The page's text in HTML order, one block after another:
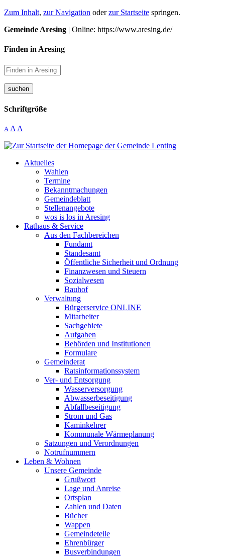
Zum Inhalt, zur Navigation oderzur Startseite springen.
Gemeinde Aresing | Online: https://www.aresing.de/
Finden in Aresing
suchen
Schriftgröße
A A A
Aktuelles
Wahlen
Termine
Bekanntmachungen
Gemeindeblatt
Stellenangebote
wos is los in Aresing
Rathaus & Service
Aus den Fachbereichen
Fundamt
Standesamt
Öffentliche Sicherheit und Ordnung
Finanzwesen und Steuern
Sozialwesen
Bauhof
Verwaltung
Bürgerservice ONLINE
Mitarbeiter
Sachgebiete
Aufgaben
Behörden und Institutionen
Formulare
Gemeinderat
Ratsinformationssystem
Ver- und Entsorgung
Wasserversorgung
Abwasserbeseitigung
Abfallbeseitigung
Strom und Gas
Kaminkehrer
Kommunale Wärmeplanung
Satzungen und Verordnungen
Notrufnummern
Leben & Wohnen
Unsere Gemeinde
Grußwort
Lage und Anreise
Ortsplan
Zahlen und Daten
Bücher
Wappen
Gemeindeteile
Ehrenbürger
Busverbindungen